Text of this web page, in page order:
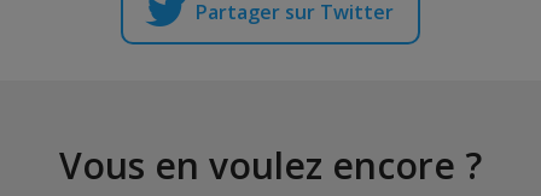
Partager sur Twitter
Vous en voulez encore ?